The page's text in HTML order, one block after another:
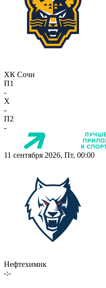
ХК Сочи
П1
-
X
-
П2
-
11 сентября 2026, Пт, 00:00
Нефтехимик
-:-